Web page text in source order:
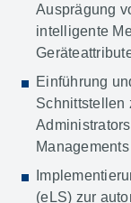
Ausprägung
intelligente
Einführung
Schnittstellen
(eLS) zur